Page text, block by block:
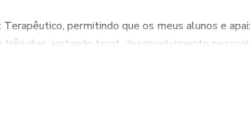
permitindo que os meus alunos e
dias, juntando tarot, desenvolvimento